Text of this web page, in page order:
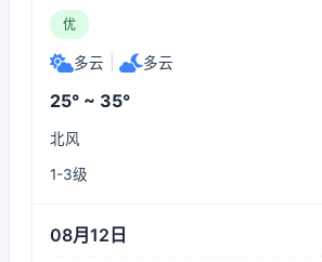
优
多云 多云
25° ~ 35°
北风
1-3级
08月12日